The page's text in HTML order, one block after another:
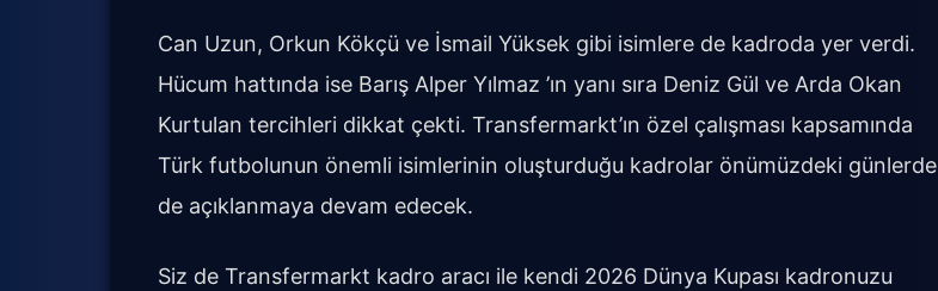
Can Uzun, Orkun Kökçü ve İsmail Yüksek gibi isimlere de kadroda yer verdi.
Hücum hattında ise Barış Alper Yılmaz ’ın yanı sıra Deniz Gül ve Arda Okan
Kurtulan tercihleri dikkat çekti. Transfermarkt’ın özel çalışması kapsamında
Türk futbolunun önemli isimlerinin oluşturduğu kadrolar önümüzdeki günlerde
de açıklanmaya devam edecek.
Siz de Transfermarkt kadro aracı ile kendi 2026 Dünya Kupası kadronuzu